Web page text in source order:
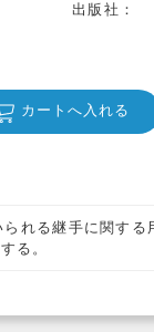
出版社
カートへ入れる
れる継手に関す
る。